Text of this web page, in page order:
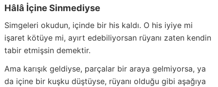
Hâlâ İçine Sinmediyse
Simgeleri okudun, içinde bir his kaldı. O his iyiye mi
işaret kötüye mi, ayırt edebiliyorsan rüyanı zaten kendin
tabir etmişsin demektir.
Ama karışık geldiyse, parçalar bir araya gelmiyorsa, ya
da içine bir kuşku düştüyse, rüyanı olduğu gibi aşağıya